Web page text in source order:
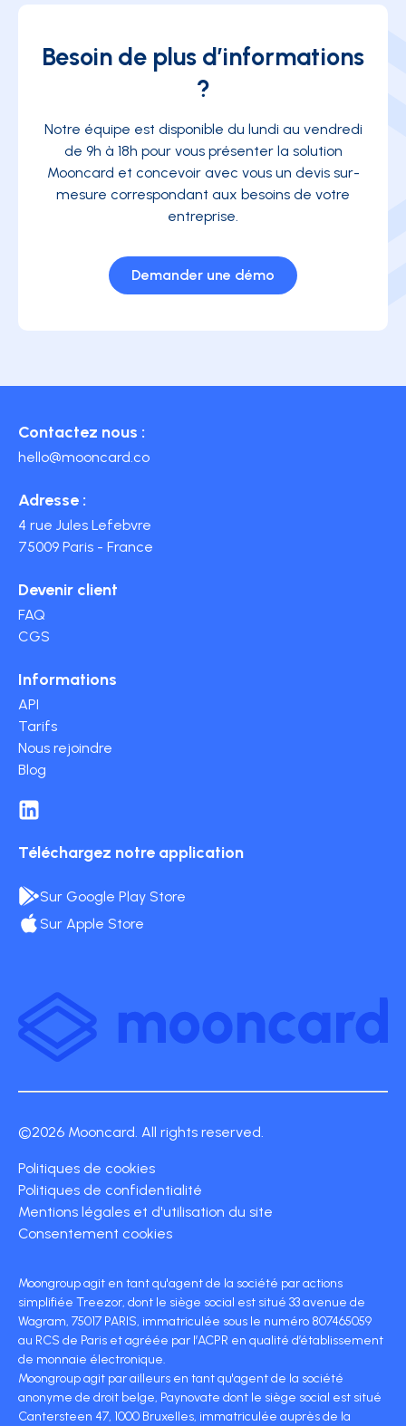
Besoin de plus d’informations
?
Notre équipe est disponible du lundi au vendredi
de 9h à 18h pour vous présenter la solution
Mooncard et concevoir avec vous un devis sur-
mesure correspondant aux besoins de votre
entreprise.
Demander une démo
Contactez nous :
hello@mooncard.co
Adresse :
4 rue Jules Lefebvre
75009 Paris - France
Devenir client
FAQ
CGS
Informations
API
Tarifs
Nous rejoindre
Blog
Téléchargez notre application
Sur Google Play Store
Sur Apple Store
©2026 Mooncard. All rights reserved.
Politiques de cookies
Politiques de confidentialité
Mentions légales et d'utilisation du site
Consentement cookies
Moongroup agit en tant qu'agent de la société par actions
simplifiée Treezor, dont le siège social est situé 33 avenue de
Wagram, 75017 PARIS, immatriculée sous le numéro 807465059
au RCS de Paris et agréée par l’ACPR en qualité d’établissement
de monnaie électronique.
Moongroup agit par ailleurs en tant qu'agent de la société
anonyme de droit belge, Paynovate dont le siège social est situé
Cantersteen 47, 1000 Bruxelles, immatriculée auprès de la